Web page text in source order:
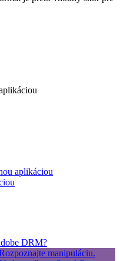
aplikáciou
DRM?